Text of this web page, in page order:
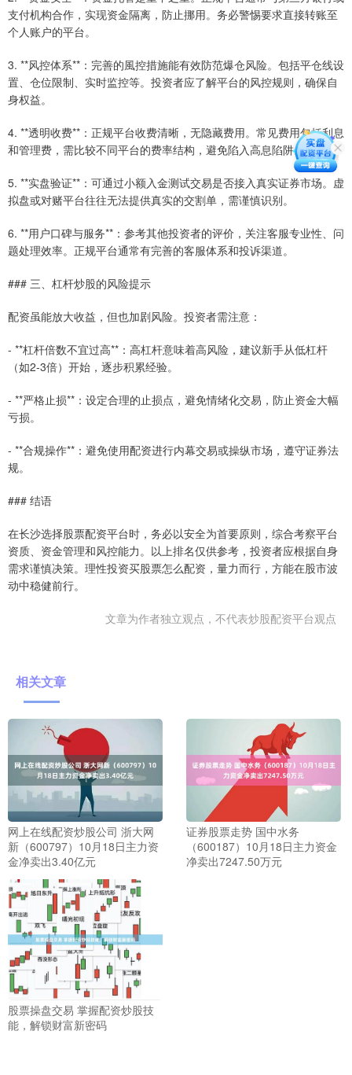
支付机构合作，实现资金隔离，防止挪用。务必警惕要求直接转账至
个人账户的平台。
3. **风控体系**：完善的風控措施能有效防范爆仓风险。包括平仓线设
置、仓位限制、实时监控等。投资者应了解平台的风控规则，确保自
身权益。
4. **透明收费**：正规平台收费清晰，无隐藏费用。常见费用包括利息
和管理费，需比较不同平台的费率结构，避免陷入高息陷阱。
5. **实盘验证**：可通过小额入金测试交易是否接入真实证券市场。虚
拟盘或对赌平台往往无法提供真实的交割单，需谨慎识别。
6. **用户口碑与服务**：参考其他投资者的评价，关注客服专业性、问
题处理效率。正规平台通常有完善的客服体系和投诉渠道。
### 三、杠杆炒股的风险提示
配资虽能放大收益，但也加剧风险。投资者需注意：
- **杠杆倍数不宜过高**：高杠杆意味着高风险，建议新手从低杠杆
（如2-3倍）开始，逐步积累经验。
- **严格止损**：设定合理的止损点，避免情绪化交易，防止资金大幅
亏损。
- **合规操作**：避免使用配资进行内幕交易或操纵市场，遵守证券法
规。
### 结语
在长沙选择股票配资平台时，务必以安全为首要原则，综合考察平台
资质、资金管理和风控能力。以上排名仅供参考，投资者应根据自身
需求谨慎决策。理性投资买股票怎么配资，量力而行，方能在股市波
动中稳健前行。
文章为作者独立观点，不代表炒股配资平台观点
相关文章
网上在线配资炒股公司 浙大网
新（600797）10月18日主力资
金净卖出3.40亿元
证券股票走势 国中水务
（600187）10月18日主力资金
净卖出7247.50万元
股票操盘交易 掌握配资炒股技
能，解锁财富新密码